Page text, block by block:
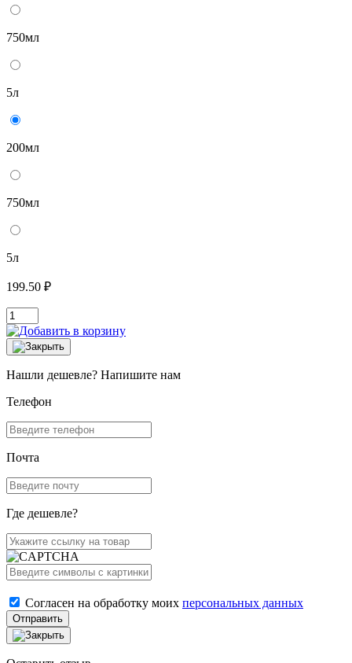
750мл
5л
200мл
750мл
5л
199.50 ₽
Нашли дешевле? Напишите нам
Телефон
Почта
Где дешевле?
Согласен на обработку моих персональных данных
Отправить